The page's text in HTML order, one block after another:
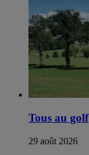
Tous au golf
29 août 2026